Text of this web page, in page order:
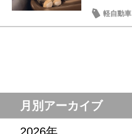
軽自動車
ルークス
月別アーカイブ